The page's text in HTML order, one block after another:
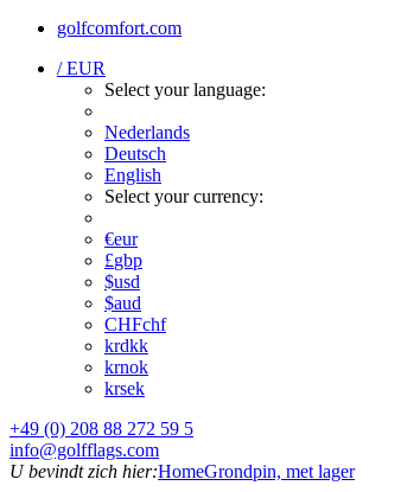
golfcomfort.com
/ EUR
Select your language:
Nederlands
Deutsch
English
Select your currency:
€eur
£gbp
$usd
$aud
CHFchf
krdkk
krnok
krsek
+49 (0) 208 88 272 59 5
info@golfflags.com
U bevindt zich hier:HomeGrondpin, met lager